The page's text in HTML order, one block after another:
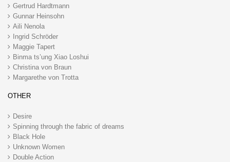
Gertrud Hardtmann
Gunnar Heinsohn
Aili Nenola
Ingrid Schröder
Maggie Tapert
Binma ts’ung Xiao Loshui
Christina von Braun
Margarethe von Trotta
OTHER
Desire
Spinning through the fabric of dreams
Black Hole
Unknown Women
Double Action